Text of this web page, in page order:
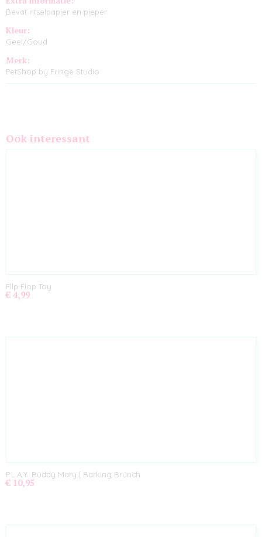
Bevat ritselpapier en pieper
Kleur:
Geel/Goud
Merk:
PetShop by Fringe Studio
Ook interessant
Flip Flop Toy
€ 4,99
P.L.A.Y. Buddy Mary | Barking Brunch
€ 10,95